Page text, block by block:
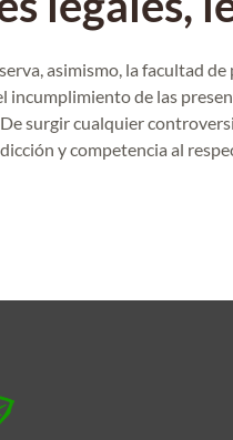
asimismo, la facultad
incumplimiento de las
surgir cualquier
y competencia al